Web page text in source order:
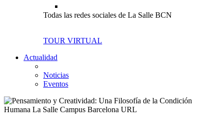
Todas las redes sociales de La Salle BCN
TOUR VIRTUAL
Actualidad
Noticias
Eventos